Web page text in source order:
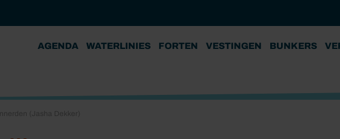
AGENDA WATERLINIES FORTEN VESTINGEN BUNKERS